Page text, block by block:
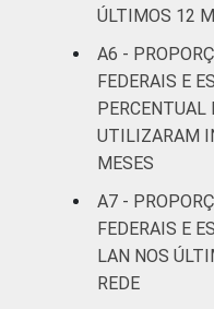
ÚLTIMOS 12
A6 -
FEDERAIS E
PERCENTUAL
UTILIZARAM
MESES
A7 -
FEDERAIS E
LAN NOS
REDE